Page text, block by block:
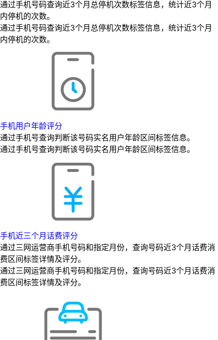
通过手机号码查询近3个月总停机次数标签信息，统计近3个月
内停机的次数。
通过手机号码查询近3个月总停机次数标签信息，统计近3个月
内停机的次数。
手机用户年龄评分
通过手机号查询判断该号码实名用户年龄区间标签信息。
通过手机号查询判断该号码实名用户年龄区间标签信息。
手机近三个月话费评分
通过三网运营商手机号码和指定月份，查询号码近3个月话费消
费区间标签详情及评分。
通过三网运营商手机号码和指定月份，查询号码近3个月话费消
费区间标签详情及评分。